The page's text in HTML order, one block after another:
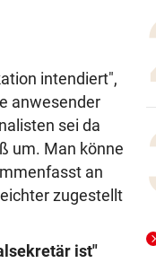
intendiert",
anwesender
sei da
um. Man könne
an
zugestellt
ist"